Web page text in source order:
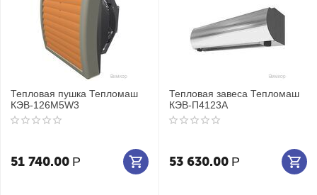
Тепловая пушка Тепломаш
КЭВ-126M5W3
51 740.00 Р
Тепловая завеса Тепломаш
КЭВ-П4123A
53 630.00 Р